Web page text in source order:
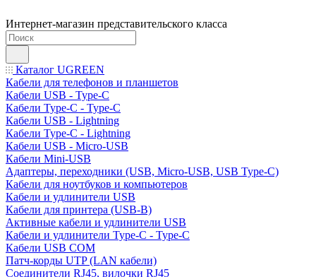
Интернет-магазин представительского класса
Каталог UGREEN
Кабели для телефонов и планшетов
Кабели USB - Type-C
Кабели Type-C - Type-C
Кабели USB - Lightning
Кабели Type-C - Lightning
Кабели USB - Micro-USB
Кабели Mini-USB
Адаптеры, переходники (USB, Micro-USB, USB Type-C)
Кабели для ноутбуков и компьютеров
Кабели и удлинители USB
Кабели для принтера (USB-B)
Активные кабели и удлинители USB
Кабели и удлинители Type-C - Type-C
Кабели USB COM
Патч-корды UTP (LAN кабели)
Соединители RJ45, вилочки RJ45